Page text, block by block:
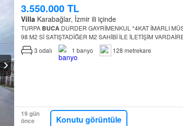
3.550.000 TL
Villa Karabağlar, İzmir ili içinde
TURPA BUCA DURDER GAYRİMENKUL *4KAT İMARLI
98 M2 Sİ SATIŞTADİĞER M2 SAHİBİ İLE İLETİŞİM
GEÇMENİZİ Karabağlar satılıkdaire
3 odalı 1 banyo 128 metrekare
19 gün
önce
Konutu görüntüle